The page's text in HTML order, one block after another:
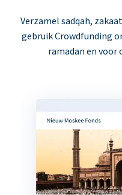
Verzamel sadqah,
gebruik Crowdfunding
ramadan en voor